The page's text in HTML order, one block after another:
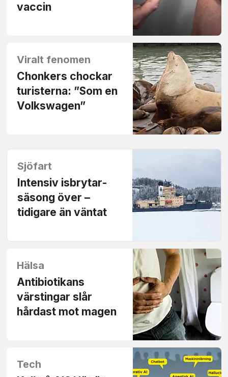
vaccin
Viralt fenomen
Chonkers chockar
turisterna: ”Som en
Volkswagen”
Sjöfart
Intensiv isbrytar­
säsong över –
tidigare än väntat
Hälsa
Antibiotikans
värstingar slår
hårdast mot magen
Tech